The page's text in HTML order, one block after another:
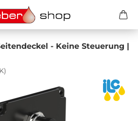
- Keine Steue­rung |
)